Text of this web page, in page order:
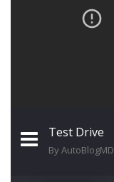
Test Drive
By AutoBlogMD